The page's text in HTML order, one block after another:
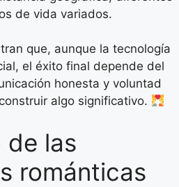
de vida variados.
que, aunque la tecnología
el éxito final depende del
honesta y voluntad
algo significativo.
de las
románticas